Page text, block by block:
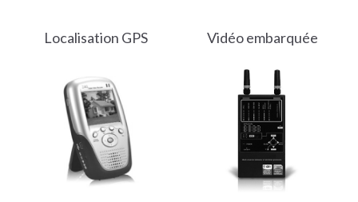
Localisation GPS Vidéo embarquée